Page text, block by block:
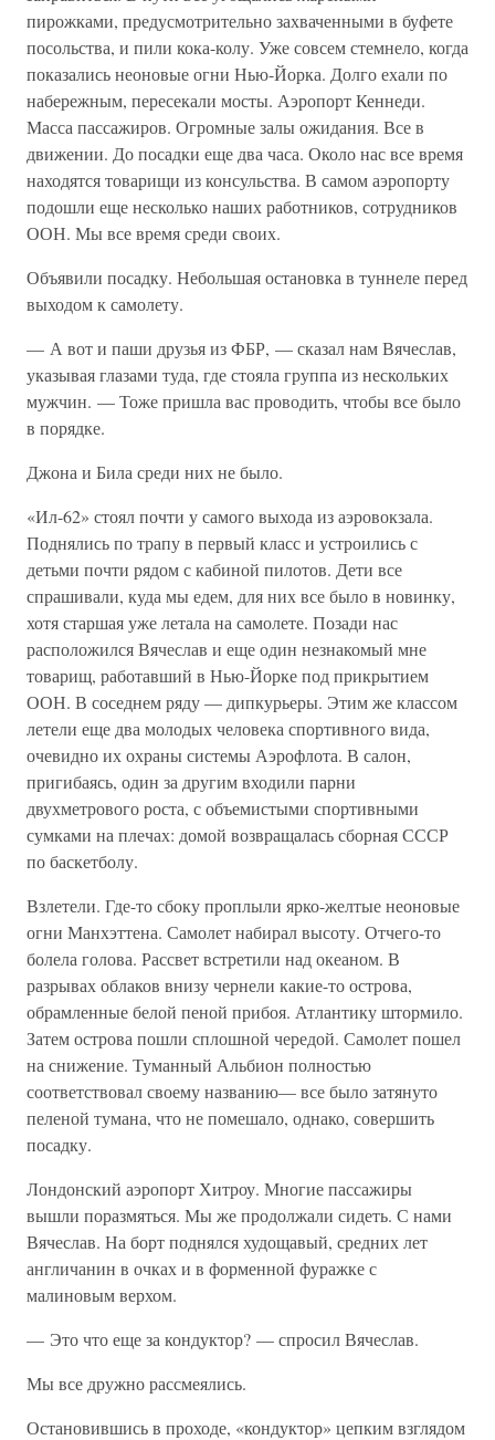
пирожками, предусмотрительно захваченными в буфете
посольства, и пили кока-колу. Уже совсем стемнело, когда
показались неоновые огни Нью-Йорка. Долго ехали по
набережным, пересекали мосты. Аэропорт Кеннеди.
Масса пассажиров. Огромные залы ожидания. Все в
движении. До посадки еще два часа. Около нас все время
находятся товарищи из консульства. В самом аэропорту
подошли еще несколько наших работников, сотрудников
ООН. Мы все время среди своих.
Объявили посадку. Небольшая остановка в туннеле перед
выходом к самолету.
— А вот и паши друзья из ФБР, — сказал нам Вячеслав,
указывая глазами туда, где стояла группа из нескольких
мужчин. — Тоже пришла вас проводить, чтобы все было
в порядке.
Джона и Била среди них не было.
«Ил-62» стоял почти у самого выхода из аэровокзала.
Поднялись по трапу в первый класс и устроились с
детьми почти рядом с кабиной пилотов. Дети все
спрашивали, куда мы едем, для них все было в новинку,
хотя старшая уже летала на самолете. Позади нас
расположился Вячеслав и еще один незнакомый мне
товарищ, работавший в Нью-Йорке под прикрытием
ООН. В соседнем ряду — дипкурьеры. Этим же классом
летели еще два молодых человека спортивного вида,
очевидно их охраны системы Аэрофлота. В салон,
пригибаясь, один за другим входили парни
двухметрового роста, с объемистыми спортивными
сумками на плечах: домой возвращалась сборная СССР
по баскетболу.
Взлетели. Где-то сбоку проплыли ярко-желтые неоновые
огни Манхэттена. Самолет набирал высоту. Отчего-то
болела голова. Рассвет встретили над океаном. В
разрывах облаков внизу чернели какие-то острова,
обрамленные белой пеной прибоя. Атлантику штормило.
Затем острова пошли сплошной чередой. Самолет пошел
на снижение. Туманный Альбион полностью
соответствовал своему названию— все было затянуто
пеленой тумана, что не помешало, однако, совершить
посадку.
Лондонский аэропорт Хитроу. Многие пассажиры
вышли поразмяться. Мы же продолжали сидеть. С нами
Вячеслав. На борт поднялся худощавый, средних лет
англичанин в очках и в форменной фуражке с
малиновым верхом.
— Это что еще за кондуктор? — спросил Вячеслав.
Мы все дружно рассмеялись.
Остановившись в проходе, «кондуктор» цепким взглядом